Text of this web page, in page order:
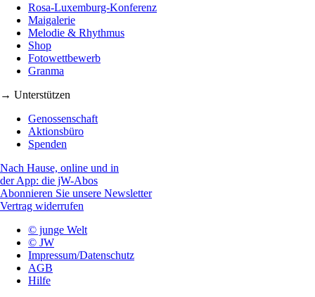
Rosa-Luxemburg-Konferenz
Maigalerie
Melodie & Rhythmus
Shop
Fotowettbewerb
Granma
→ Unterstützen
Genossenschaft
Aktionsbüro
Spenden
Nach Hause, online und in
der App: die jW-Abos
Abonnieren Sie unsere Newsletter
Vertrag widerrufen
© junge Welt
© JW
Impressum/Datenschutz
AGB
Hilfe